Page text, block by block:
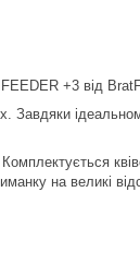
+3 від
Завдяки
на великі